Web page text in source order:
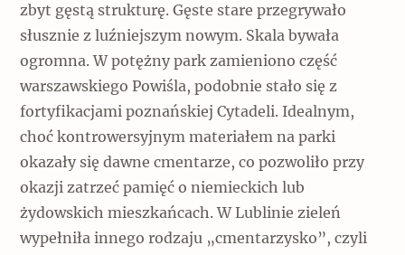
zbyt gęstą strukturę. Gęste stare przegrywało
słusznie z luźniejszym nowym. Skala bywała
ogromna. W potężny park zamieniono część
warszawskiego Powiśla, podobnie stało się z
fortyfikacjami poznańskiej Cytadeli. Idealnym,
choć kontrowersyjnym materiałem na parki
okazały się dawne cmentarze, co pozwoliło przy
okazji zatrzeć pamięć o niemieckich lub
żydowskich mieszkańcach. W Lublinie zieleń
wypełniła innego rodzaju „cmentarzysko”, czyli